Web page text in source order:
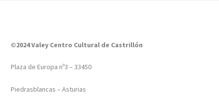
©2024 Valey Centro Cultural de Castrillón
Plaza de Europa nº3 – 33450
Piedrasblancas – Asturias